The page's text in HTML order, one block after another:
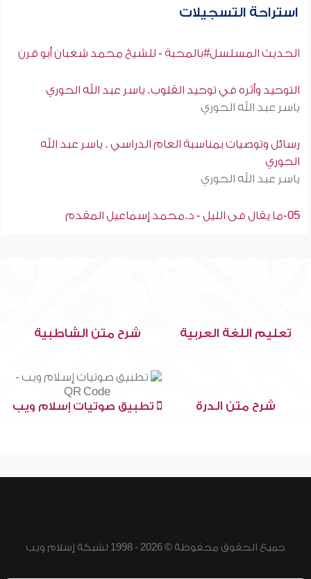
استراحة التسجيلات
الحديث المسلسل#بالمحبة - للشيخ محمد شعبان أبو قرن
التوحيد وأثره في توحيد القلوب. ياسر عبد الله الحوري
ياسر عبد الله الحوري
رسائل وتوصيات بمناسبة العام الدراسي . ياسر عبد الله
الحوري
ياسر عبد الله الحوري
05-ما يقال فى الليل - د.محمد إسماعيل المقدم
تعليم اللغة العربية شرح متن الشاطبية
شرح متن الدرة تطبيق صوتيات إسلام ويب
جميع الحقوق محفوظة © 2026 - 1998 لشبكة إسلام ويب